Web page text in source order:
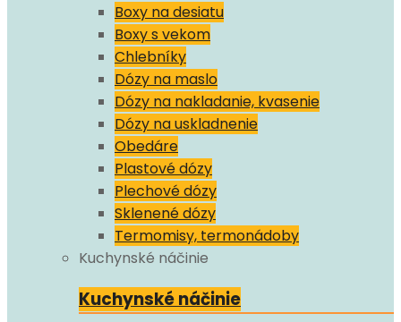
Boxy na desiatu
Boxy s vekom
Chlebníky
Dózy na maslo
Dózy na nakladanie, kvasenie
Dózy na uskladnenie
Obedáre
Plastové dózy
Plechové dózy
Sklenené dózy
Termomisy, termonádoby
Kuchynské náčinie
Kuchynské náčinie